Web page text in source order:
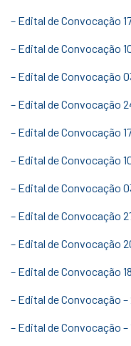
– Edital de Convocação
– Edital de Convocação
– Edital de Convocação
– Edital de Convocação
– Edital de Convocação
– Edital de Convocação
– Edital de Convocação
– Edital de Convocação
– Edital de Convocação
– Edital de Convocação
– Edital de Convocação
– Edital de Convocação